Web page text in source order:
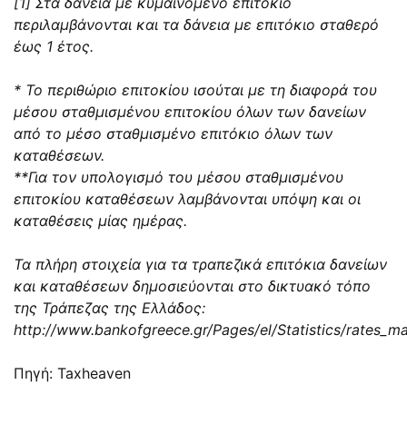
περιλαμβάνονται και τα δάνεια με επιτόκιο σταθερό
έως 1 έτος.
* Το περιθώριο επιτοκίου ισούται με τη διαφορά του
μέσου σταθμισμένου επιτοκίου όλων των δανείων
από το μέσο σταθμισμένο επιτόκιο όλων των
καταθέσεων.
**Για τον υπολογισμό του μέσου σταθμισμένου
επιτοκίου καταθέσεων λαμβάνονται υπόψη και οι
καταθέσεις μίας ημέρας.
Τα πλήρη στοιχεία για τα τραπεζικά επιτόκια δανείων
και καταθέσεων δημοσιεύονται στο δικτυακό τόπο
της Τράπεζας της Ελλάδος:
http://www.bankofgreece.gr/Pages/el/Statistics/
Πηγή: Taxheaven